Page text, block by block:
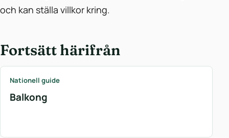
och kan ställa villkor kring.
Fortsätt härifrån
Nationell guide
Balkong